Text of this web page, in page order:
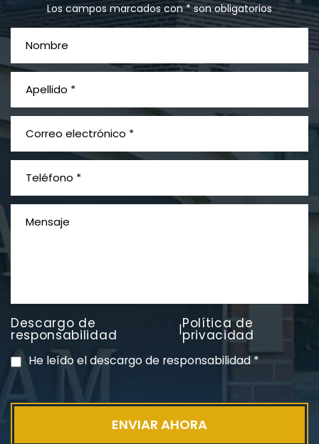
¿Qué es el mesotelioma?
PVC Cloruro de polivinilo
Exposición
Los campos marcados con * son obligatorios
Descargo de
responsabilidad |Política de
privacidad
He leído el descargo de responsabilidad*